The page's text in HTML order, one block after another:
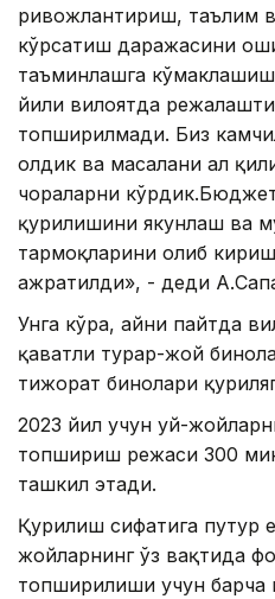
ривожлантириш, таълим
кўрсатиш даражасини
таъминлашга
йили вилоятда
топширилмади. Биз
олдик ва масалани ҳал
чораларни
қурилишини якунлаш ва
тармоқларини олиб
ажратилди», - деди
Унга кўра, айни пайтда
қаватли турар-жой
тижорат бинолари
2023 йил учун уй-
топшириш режаси 300
ташкил этади.
Қурилиш сифатига путур
жойларнинг ўз вақтида
топширилиши учун барча